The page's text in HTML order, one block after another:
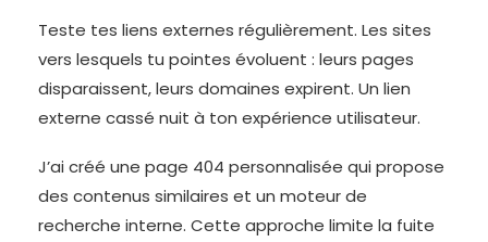
Teste tes liens externes régulièrement. Les sites
vers lesquels tu pointes évoluent : leurs pages
disparaissent, leurs domaines expirent. Un lien
externe cassé nuit à ton expérience utilisateur.
J’ai créé une page 404 personnalisée qui propose
des contenus similaires et un moteur de
recherche interne. Cette approche limite la fuite